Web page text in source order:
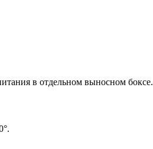
в отдельном выносном боксе.